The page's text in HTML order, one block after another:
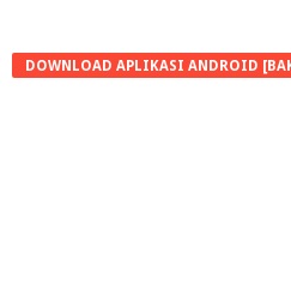
DOWNLOAD APLIKASI ANDROID